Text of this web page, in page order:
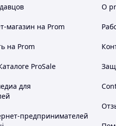
магазин на Prom
на Prom
ProSale
для
предпринимателей
О